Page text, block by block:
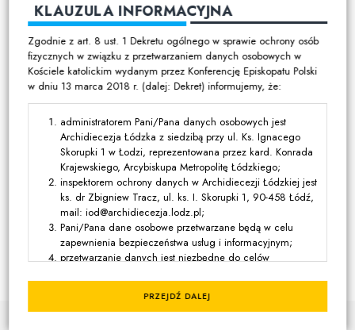
Duszpasterstwo
Program duszpasterski
Kalendarz pracy duszpasterskiej
Duszpasterstwo specjalistyczne
Ruchy i stowarzyszenia
Multimedia
Filmy
Zdjęcia
Media katolickie
Kontakt
© Kuria Metropolitalna Łódzka
KLAUZULA INFORMACYJNA
Zgodnie z art. 8 ust. 1 Dekretu ogólnego w sprawie ochrony osób
fizycznych w związku z przetwarzaniem danych osobowych w
Kościele katolickim wydanym przez Konferencję Episkopatu Polski
w dniu 13 marca 2018 r. (dalej: Dekret) informujemy, że:
administratorem Pani/Pana danych osobowych jest
Archidiecezja Łódzka z siedzibą przy ul. Ks. Ignacego
Skorupki 1 w Łodzi, reprezentowana przez kard. Konrada
Krajewskiego, Arcybiskupa Metropolitę Łódzkiego;
inspektorem ochrony danych w Archidiecezji Łódzkiej jest
ks. dr Zbigniew Tracz, ul. ks. I. Skorupki 1, 90-458 Łódź,
mail: iod@archidiecezja.lodz.pl;
Pani/Pana dane osobowe przetwarzane będą w celu
zapewnienia bezpieczeństwa usług i informacyjnym;
przetwarzanie danych jest niezbędne do celów
z wyjątkiem sytuacji, w których nadrzędny charakter wobec
PRZEJDŹ DALEJ